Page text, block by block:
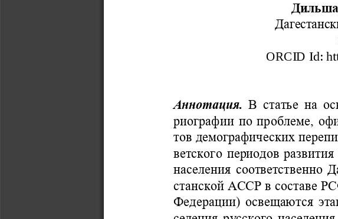
ORCID Id:
Аннотация. В  статье  на
риографии по проблеме,
тов демографических
ветского периодов
населения соответственно
станской АССР в составе
Федерации) освещаются